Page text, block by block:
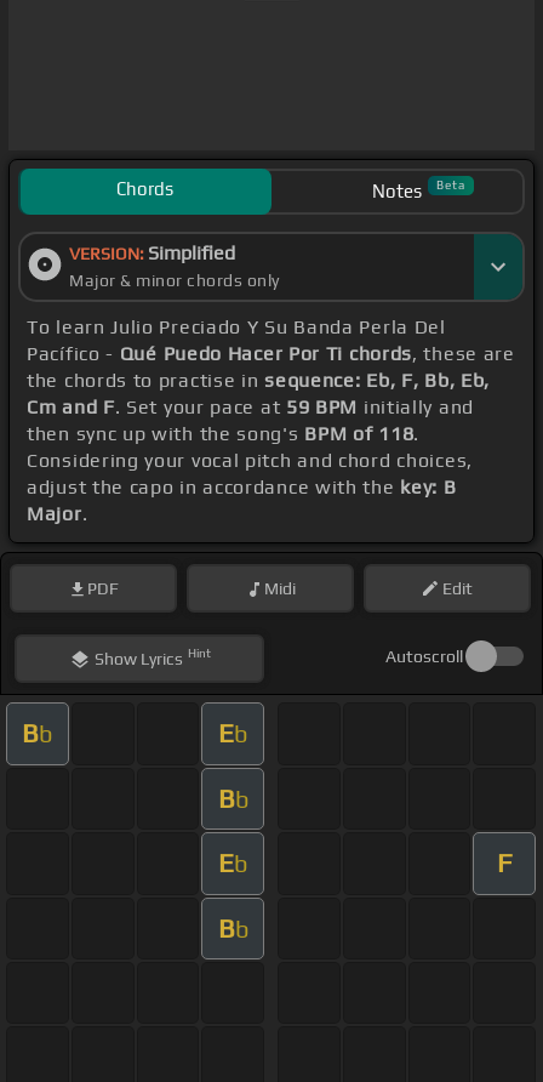
Chords Notes Beta
VERSION: Simplified
Major & minor chords only
To learn Julio Preciado Y Su Banda Perla Del
Pacífico - Qué Puedo Hacer Por Ti chords, these are
the chords to practise insequence: Eb, F, Bb, Eb,
Cm and F. Set your pace at 59 BPM initially and
then sync up with the song's BPM of 118.
Considering your vocal pitch and chord choices,
adjust the capo in accordance with the key: B
Major.
PDF Midi Edit
ShowLyrics Hint Autoscroll
Bb Eb
Bb
Eb F
Bb